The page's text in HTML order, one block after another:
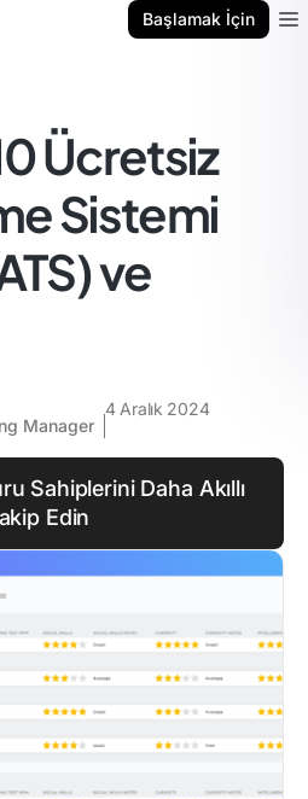
Başlamak İçin
Ücretsiz
Sistemi
ve
Manager
4 Aralık 2024
Sahiplerini Daha Akıllı
Edin